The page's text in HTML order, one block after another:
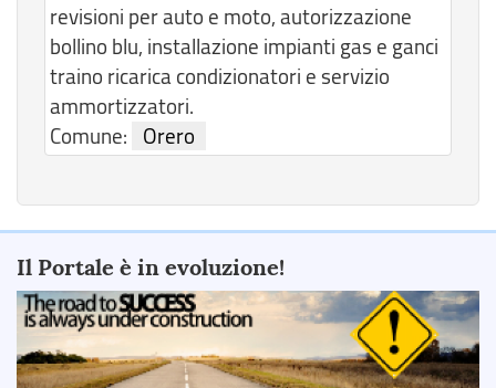
revisioni per auto e moto, autorizzazione
bollino blu, installazione impianti gas e ganci
traino ricarica condizionatori e servizio
ammortizzatori.
Comune:
Orero
Il Portale è in evoluzione!